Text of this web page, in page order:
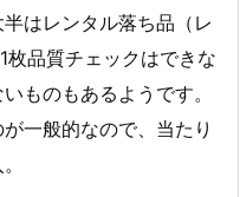
はレンタル落ち品（レ
枚品質チェックはできな
ものもあるようです。
一般的なので、当たり